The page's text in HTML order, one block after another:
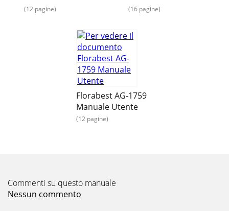
Pagina 16
Gør dig fortrolig med produktet inden den første
ibrugtagning. Læs i denne forbindelse opmæ
(12 pagine) (16 pagine)
Florabest AG-1759
Manuale Utente
(12 pagine)
Commenti su questo manuale
Nessun commento